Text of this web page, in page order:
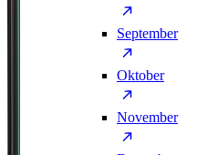
September
Oktober
November